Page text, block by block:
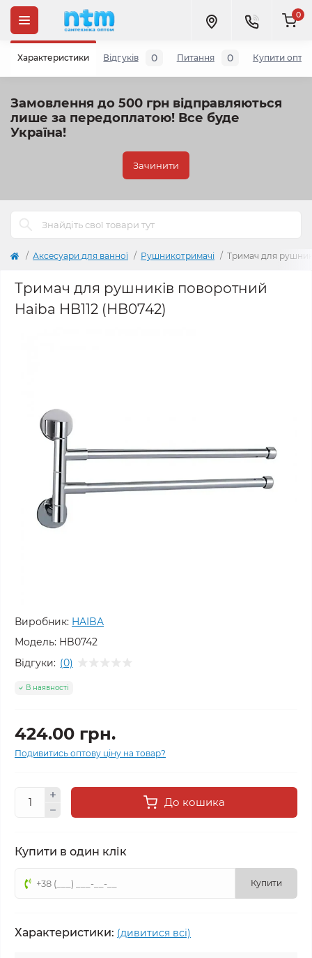
Замовлення до 500 грн відправляються
лише за передоплатою! Все буде
Україна!
Зачинити
0
Аксесуари для ванної Рушникотримачі Тримач для
Тримач для рушників поворотний
Haiba HB112 (HB0742)
Виробник: HAIBA
Модель: HB0742
Відгуки: (0)
В наявності
424.00 грн.
Подивитись оптову ціну на товар?
До кошика
Купити в один клік
Купити
Характеристики: (дивитися всі)
Характеристики Відгуків 0 Питання 0 Купити